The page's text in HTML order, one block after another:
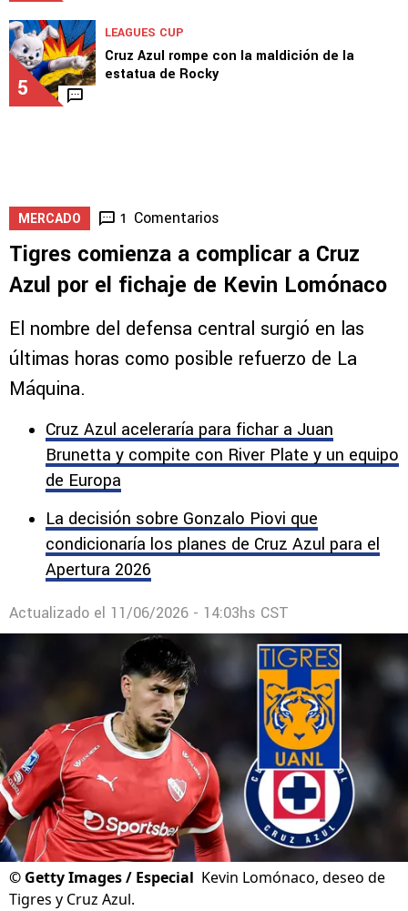
5
LEAGUES CUP
Cruz Azul rompe con la maldición de la
estatua de Rocky
MERCADO 1 Comentarios
Tigres comienza a complicar a Cruz
Azul por el fichaje de Kevin Lomónaco
El nombre del defensa central surgió en las
últimas horas como posible refuerzo de La
Máquina.
Cruz Azul aceleraría para fichar a Juan
Brunetta y compite con River Plate y un equipo
de Europa
La decisión sobre Gonzalo Piovi que
condicionaría los planes de Cruz Azul para el
Apertura 2026
Actualizado el 11/06/2026 - 14:03hs CST
© Getty Images / Especial Kevin Lomónaco, deseo de
Tigres y Cruz Azul.